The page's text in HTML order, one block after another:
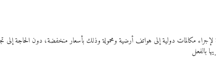
لإجراء مكالمات دولية إلى هواتف أرضية ومحمولة وذلك بأسعار منخفضة، دون
بالفعل